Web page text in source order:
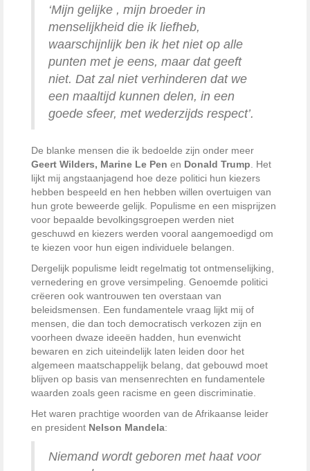
‘Mijn gelijke , mijn broeder in
menselijkheid die ik liefheb,
waarschijnlijk ben ik het niet op alle
punten met je eens, maar dat geeft
niet. Dat zal niet verhinderen dat we
een maaltijd kunnen delen, in een
goede sfeer, met wederzijds respect’. 
De blanke mensen die ik bedoelde zijn onder meer
Geert Wilders, Marine Le Pen en Donald Trump . Het
lijkt mij angstaanjagend hoe deze politici hun kiezers
hebben bespeeld en hen hebben willen overtuigen van
hun grote beweerde gelijk. Populisme en een misprijzen
voor bepaalde bevolkingsgroepen werden niet
geschuwd en kiezers werden vooral aangemoedigd om
te kiezen voor hun eigen individuele belangen.
Dergelijk populisme leidt regelmatig tot ontmenselijking,
vernedering en grove versimpeling. Genoemde politici
crëeren ook wantrouwen ten overstaan van
beleidsmensen. Een fundamentele vraag lijkt mij of
mensen, die dan toch democratisch verkozen zijn en
voorheen dwaze ideeën hadden, hun evenwicht
bewaren en zich uiteindelijk laten leiden door het
algemeen maatschappelijk belang, dat gebouwd moet
blijven op basis van mensenrechten en fundamentele
waarden zoals geen racisme en geen discriminatie.
Het waren prachtige woorden van de Afrikaanse leider
en president Nelson Mandela:
Niemand wordt geboren met haat voor